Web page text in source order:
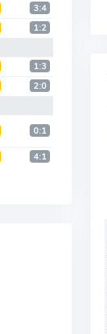
3:4
1:2
1:3
2:0
0:1
4:1